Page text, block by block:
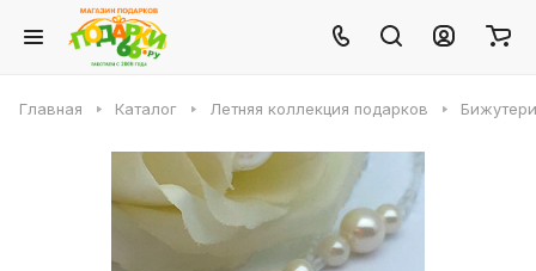
Главная Каталог Летняя коллекция подарков